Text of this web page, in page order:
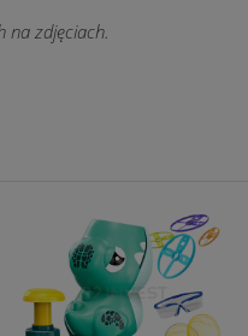
na zdjęciach.